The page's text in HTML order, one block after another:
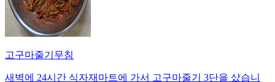
고구마줄기무침
새벽에 24시간 식자재마트에 가서 고구마줄기 3단을 샀습니